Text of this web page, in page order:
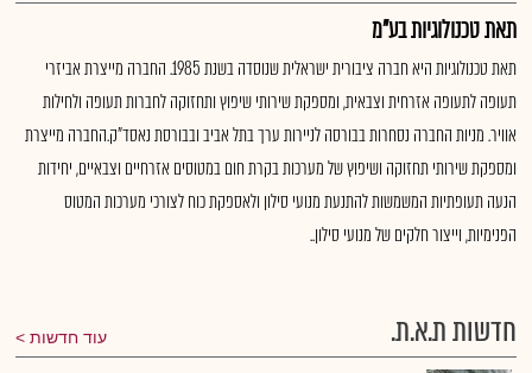
תאת טכנולוגיות בע"מ
תאת טכנולוגיות היא חברה ציבורית ישראלית שנוסדה בשנת 1985. החברה מייצרת אביזרי
תעופה לתעופה אזרחית וצבאית, ומספקת שירותי שיפוץ ותחזוקה לחברות תעופה ולחילות
אוויר. מניות החברה נסחרות בבורסה לניירות ערך בתל אביב ובבורסת נאסד"ק.החברה מייצרת
ומספקת שירותי תחזוקה ושיפוץ של מערכות בקרת חום במטוסים אזרחיים וצבאיים, יחידות
הנעה תעופתיות המשמשות להתנעת מנועי סילון ולאספקת כוח לצורכי מערכות המטוס
הפנימיות, וייצור חלקים של מנועי סילון..
חדשות ת.א.ת. עוד חדשות